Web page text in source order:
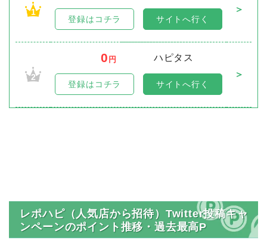
1
＞
登録はコチラ サイトへ行く
2
0 円
ハピタス
＞
登録はコチラ サイトへ行く
レポハピ（人気店から招待）Twitter投稿キャ
ンペーンのポイント推移・過去最高P